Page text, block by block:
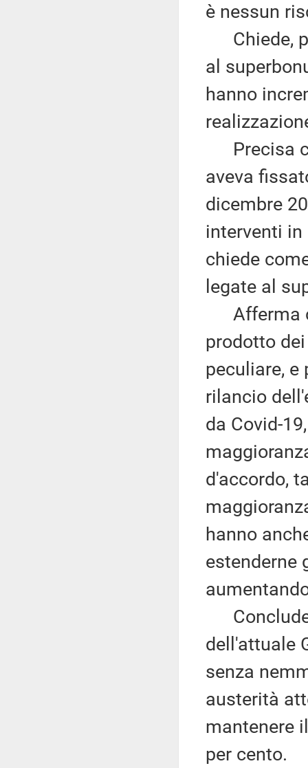
è nessun
Chiede,
al
hanno
Precisa
aveva
dicembre
interventi in
chiede
legate al
Afferma
prodotto
peculiare, e
rilancio
da Covid-
d'accordo,
hanno
estenderne
Conclude
dell'attuale
senza
austerità
mantenere
per cento.